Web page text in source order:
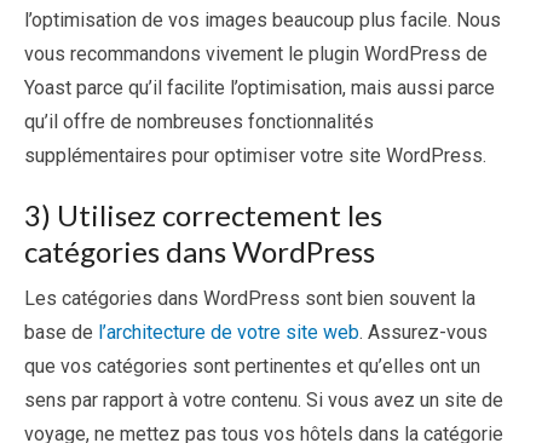
l’optimisation de vos images beaucoup plus facile. Nous
vous recommandons vivement le plugin WordPress de
Yoast parce qu’il facilite l’optimisation, mais aussi parce
qu’il offre de nombreuses fonctionnalités
supplémentaires pour optimiser votre site WordPress.
3) Utilisez correctement les
catégories dans WordPress
Les catégories dans WordPress sont bien souvent la
base de l’architecture de votre site web. Assurez-vous
que vos catégories sont pertinentes et qu’elles ont un
sens par rapport à votre contenu. Si vous avez un site de
voyage, ne mettez pas tous vos hôtels dans la catégorie